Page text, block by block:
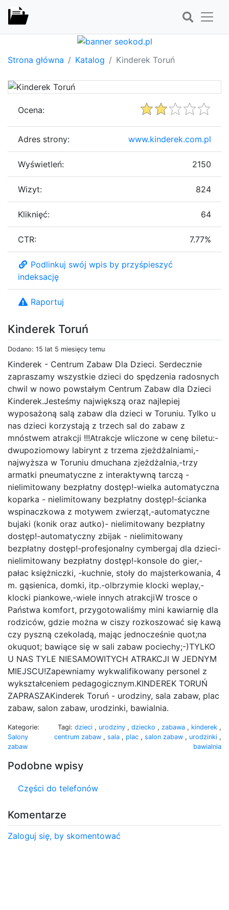
Strona główna Katalog Kinderek Toruń
Kinderek Toruń
Dodano: 15 lat 5 miesięcy temu
Kinderek - Centrum Zabaw Dla Dzieci. Serdecznie
zapraszamy wszystkie dzieci do spędzenia radosnych
chwil w nowo powstałym Centrum Zabaw dla Dzieci
Kinderek.Jesteśmy największą oraz najlepiej
wyposażoną salą zabaw dla dzieci w Toruniu. Tylko u
nas dzieci korzystają z trzech sal do zabaw z
mnóstwem atrakcji !!!Atrakcje wliczone w cenę biletu:-
dwupoziomowy labirynt z trzema zjeżdżalniami,-
najwyższa w Toruniu dmuchana zjeżdżalnia,-trzy
armatki pneumatyczne z interaktywną tarczą -
nielimitowany bezpłatny dostęp!-wielka automatyczna
koparka - nielimitowany bezpłatny dostęp!-ścianka
wspinaczkowa z motywem zwierząt,-automatyczne
bujaki (konik oraz autko)- nielimitowany bezpłatny
dostęp!-automatyczny zbijak - nielimitowany
bezpłatny dostęp!-profesjonalny cymbergaj dla dzieci-
nielimitowany bezpłatny dostęp!-konsole do gier,-
pałac księżniczki, -kuchnie, stoły do majsterkowania, 4
m. gąsienica, domki, itp.-olbrzymie klocki weplay,-
klocki piankowe,-wiele innych atrakcjiW trosce o
Państwa komfort, przygotowaliśmy mini kawiarnię dla
rodziców, gdzie można w ciszy rozkoszować się kawą
czy pyszną czekoladą, mając jednocześnie quot;na
okuquot; bawiące się w sali zabaw pociechy;-)TYLKO
U NAS TYLE NIESAMOWITYCH ATRAKCJI W JEDNYM
MIEJSCU!Zapewniamy wykwalifikowany personel z
wykształceniem pedagogicznym.KINDEREK TORUŃ
ZAPRASZAKinderek Toruń - urodziny, sala zabaw, plac
zabaw, salon zabaw, urodzinki, bawialnia.
Kategorie:
Salony
zabaw
Tagi: dzieci , urodziny , dziecko , zabawa , kinderek ,
centrum zabaw , sala , plac , salon zabaw , urodzinki ,
bawialnia
Podobne wpisy
Części do telefonów
Komentarze
Zaloguj się, by skomentować
Ocena:
Adres strony: www.kinderek.com.pl
Wyświetleń: 2150
Wizyt: 824
Kliknięć: 64
CTR: 7.77%
Podlinkuj swój wpis by przyśpieszyć
indeksację
Raportuj